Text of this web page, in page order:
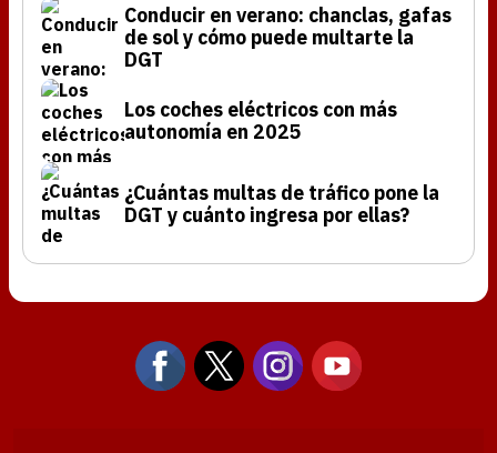
Conducir en verano: chanclas, gafas
de sol y cómo puede multarte la
DGT
Los coches eléctricos con más
autonomía en 2025
¿Cuántas multas de tráfico pone la
DGT y cuánto ingresa por ellas?